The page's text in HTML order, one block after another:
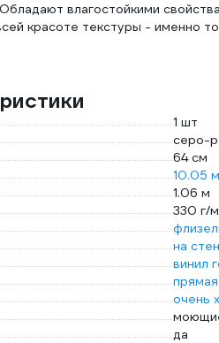
влагостойкими
красоте текстуры - именно
1 шт
серо-
64 см
10.05 м
1.06 м
330 г/
на
винил
прямая
очень
да